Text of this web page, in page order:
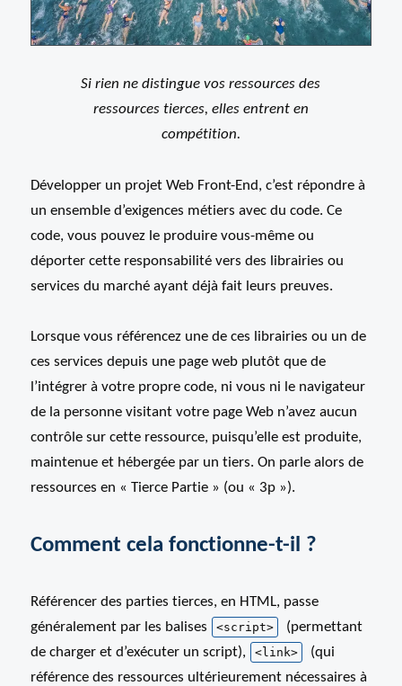
Si rien ne distingue vos ressources des
ressources tierces, elles entrent en
compétition.
Développer un projet Web Front-End, c’est répondre à
un ensemble d’exigences métiers avec du code. Ce
code, vous pouvez le produire vous-même ou
déporter cette responsabilité vers des librairies ou
services du marché ayant déjà fait leurs preuves.
Lorsque vous référencez une de ces librairies ou un de
ces services depuis une page web plutôt que de
l’intégrer à votre propre code, ni vous ni le navigateur
de la personne visitant votre page Web n’avez aucun
contrôle sur cette ressource, puisqu’elle est produite,
maintenue et hébergée par un tiers. On parle alors de
ressources en « Tierce Partie » (ou « 3p »).
Comment cela fonctionne-t-il ?
Référencer des parties tierces, en HTML, passe
généralement par les balises
<script>
(permettant
de charger et d’exécuter un script),
<link>
(qui
référence des ressources ultérieurement nécessaires à